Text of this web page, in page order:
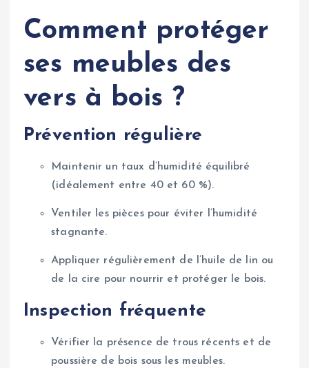
Comment protéger
ses meubles des
vers à bois ?
Prévention régulière
Maintenir un taux d’humidité équilibré
(idéalement entre 40 et 60 %).
Ventiler les pièces pour éviter l’humidité
stagnante.
Appliquer régulièrement de l’huile de lin ou
de la cire pour nourrir et protéger le bois.
Inspection fréquente
Vérifier la présence de trous récents et de
poussière de bois sous les meubles.